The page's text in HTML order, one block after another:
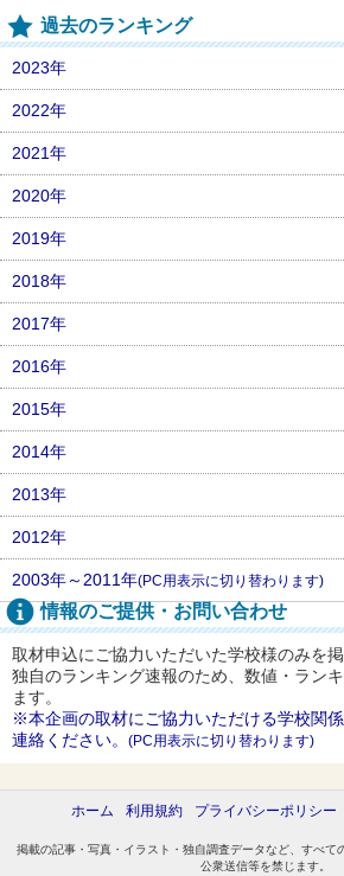
過去のランキング
2023年
2022年
2021年
2020年
2019年
2018年
2017年
2016年
2015年
2014年
2013年
2012年
2003年～2011年(PC用表示に切り替わります)
情報のご提供・お問い合わせ
取材申込にご協力いただいた学校様のみを
独自のランキング速報のため、数値・ラン
ます。
※本企画の取材にご協力いただける学校関
連絡ください。 (PC用表示に切り替わります)
ホーム 利用規約 プライバシーポリシー
掲載の記事・写真・イラスト・独自調査データなど、すべて
公衆送信等を禁じます。